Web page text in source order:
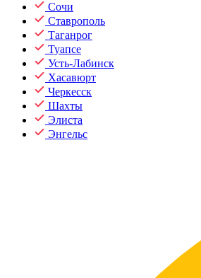
Сочи
Ставрополь
Таганрог
Туапсе
Усть-Лабинск
Хасавюрт
Черкесск
Шахты
Элиста
Энгельс